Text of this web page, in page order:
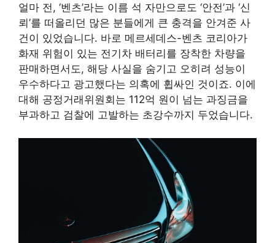
얼마 전, ‘벤츠’라는 이름 석 자만으로도 ‘안전’과 ‘신
뢰’를 떠올리던 많은 분들에게 큰 충격을 안겨준 사
건이 있었습니다. 바로 메르세데스-벤츠 코리아가
화재 위험이 있는 전기차 배터리를 장착한 차량을
판매하면서도, 해당 사실을 숨기고 오히려 성능이
우수하다고 광고했다는 의혹에 휩싸인 것이죠. 이에
대해 공정거래위원회는 112억 원이 넘는 과징금을
부과하고 검찰에 고발하는 초강수까지 두었습니다.